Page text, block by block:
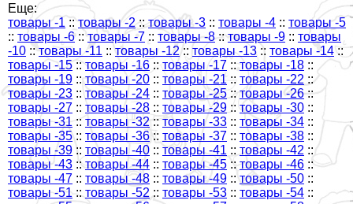
Еще:
товары -1 ::товары -2 :: товары -3 :: товары -4 :: товары -5
:: товары -6 ::товары -7 :: товары -8 ::товары -9 :: товары
-10 :: товары -11 :: товары -12:: товары -13 :: товары -14 ::
товары -15 :: товары -16 :: товары -17 ::товары -18 ::
товары -19 :: товары -20 :: товары -21 :: товары -22 ::
товары -23 :: товары -24 :: товары -25 ::товары -26 ::
товары -27 :: товары -28 :: товары -29 :: товары -30 ::
товары -31 :: товары -32 :: товары -33 :: товары -34 ::
товары -35:: товары -36 :: товары -37 :: товары -38 ::
товары -39 :: товары -40 :: товары -41 :: товары -42 ::
товары -43 ::товары -44 :: товары -45 :: товары -46 ::
товары -47 :: товары -48 :: товары -49 :: товары -50 ::
товары -51 :: товары -52 :: товары -53 :: товары -54 ::